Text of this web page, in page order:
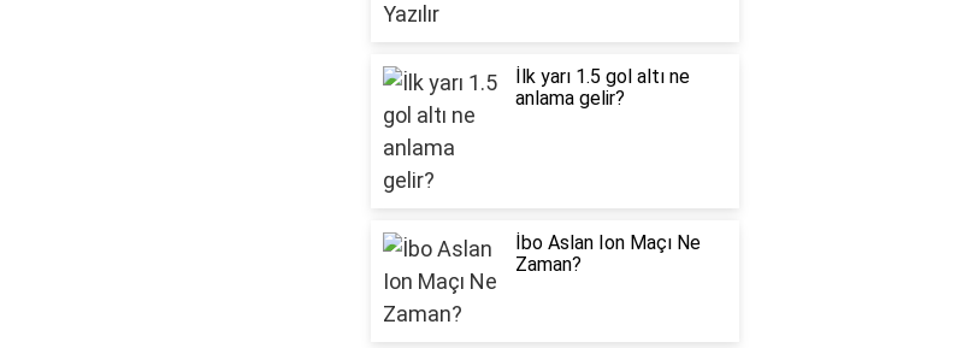
İlk yarı 1.5 gol altı ne
anlama gelir?
İbo Aslan Ion Maçı Ne
Zaman?